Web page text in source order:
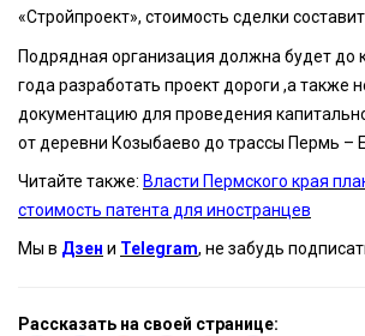
«Стройпроект», стоимость сделки
Подрядная организация должна будет до
года разработать проект дороги ,а также
документацию для проведения
от деревни Козыбаево до трассы Пермь –
Читайте также: Власти Пермского края
стоимость патента для иностранцев
Мы в Дзен и Telegram, не забудь
Рассказать на своей странице: